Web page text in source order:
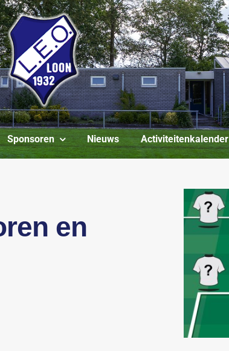
Sponsoren Nieuws Activiteitenkalender
en